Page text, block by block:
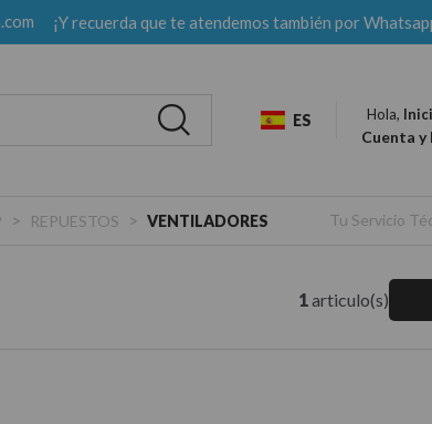
¡Y recuerda que te atendemos también por
ES Hola,
Cuenta
> REPUESTOS > VENTILADORES Tu Servicio
1articulo(s)